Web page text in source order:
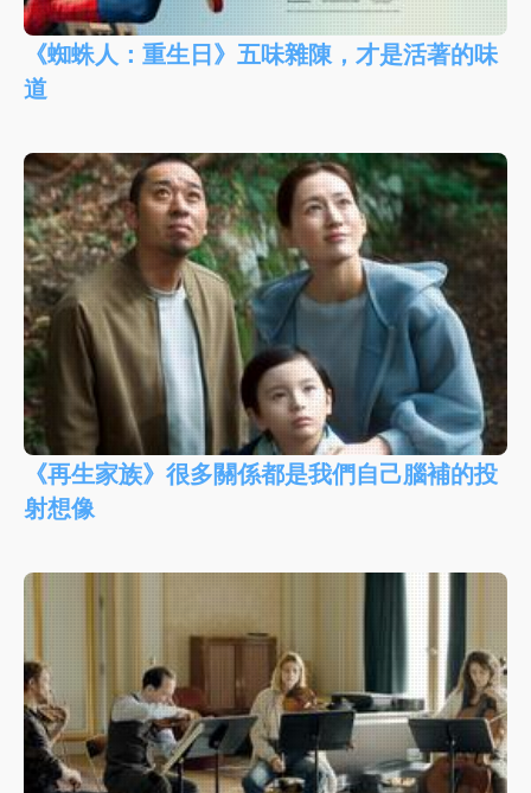
《蜘蛛人：重生日》五味雜陳，才是活著的味
道
《再生家族》很多關係都是我們自己腦補的投
射想像